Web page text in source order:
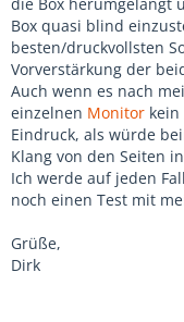
Box quasi blind
besten/druckvollsten
Vorverstärkung der
Auch wenn es nach
einzelnen Monitor kein
Eindruck, als würde
Klang von den Seiten
Ich werde auf jeden
noch einen Test mit
Grüße,
Dirk